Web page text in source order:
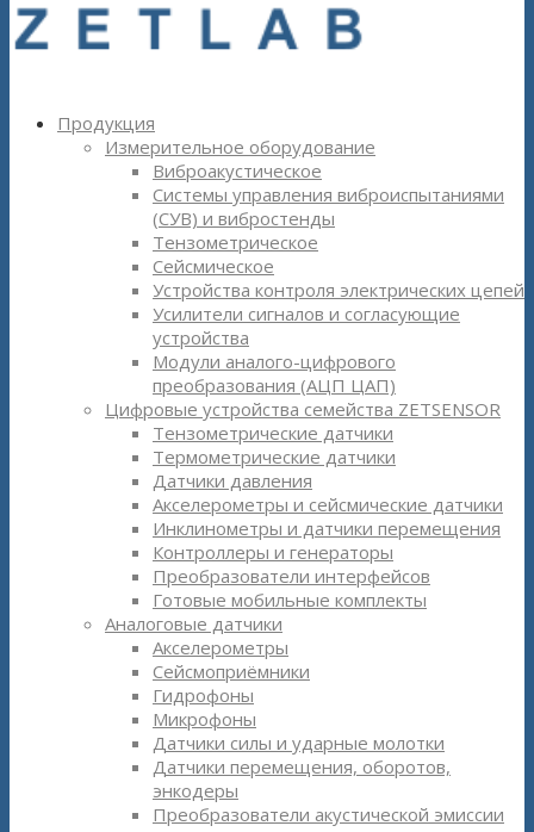
Продукция
Измерительное оборудование
Виброакустическое
Системы управления виброиспытаниями
(СУВ) и вибростенды
Тензометрическое
Сейсмическое
Устройства контроля электрических цепей
Усилители сигналов и согласующие
устройства
Модули аналого-цифрового
преобразования (АЦП ЦАП)
Цифровые устройства семейства ZETSENSOR
Тензометрические датчики
Термометрические датчики
Датчики давления
Акселерометры и сейсмические датчики
Инклинометры и датчики перемещения
Контроллеры и генераторы
Преобразователи интерфейсов
Готовые мобильные комплекты
Аналоговые датчики
Акселерометры
Сейсмоприёмники
Гидрофоны
Микрофоны
Датчики силы и ударные молотки
Датчики перемещения, оборотов,
энкодеры
Преобразователи акустической эмиссии